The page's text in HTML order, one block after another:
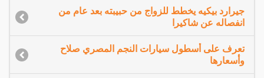
جيرارد بيكيه يخطط للزواج من حبيبته بعد عام من
انفصاله عن شاكيرا
تعرف على أسطول سيارات النجم المصري صلاح
وأسعارها